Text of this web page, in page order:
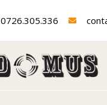
0726.305.336